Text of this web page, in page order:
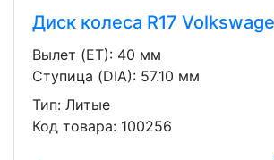
Диск колеса R17
Вылет (ET): 40 мм
Ступица (DIA): 57.10 мм
Тип: Литые
Код товара: 100256